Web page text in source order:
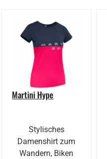
Martini Hype
Stylisches
Damenshirt zum
Wandern, Biken